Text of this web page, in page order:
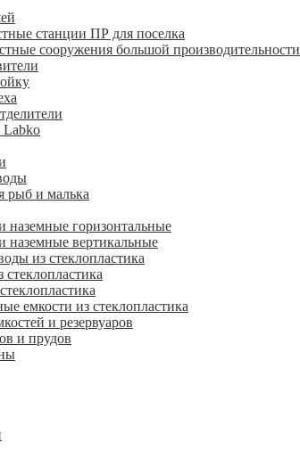
станции ПР для поселка
сооружения большой производительности
Labko
рыб и малька
наземные горизонтальные
наземные вертикальные
из стеклопластика
емкости из стеклопластика
и резервуаров
и прудов